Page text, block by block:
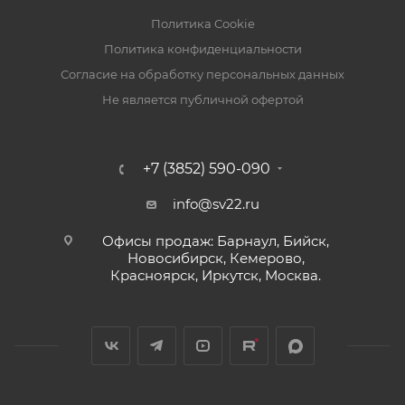
Кабельная сборка SMA-CRC9 - 1 шт.
Паспорт изделия. Инструкция по эксплуатации - 1
Политика Cookie
Политика конфиденциальности
Согласие на обработку персональных данных
Не является публичной офертой
+7 (3852) 590-090
info@sv22.ru
Офисы продаж: Барнаул, Бийск,
Новосибирск, Кемерово,
Красноярск, Иркутск, Москва.